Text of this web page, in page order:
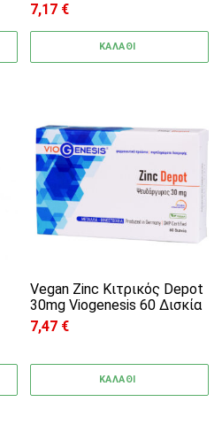
7,17 €
ΚΑΛΑΘΙ
Vegan Zinc Κιτρικός Depot
30mg Viogenesis 60 Δισκία
7,47 €
ΚΑΛΑΘΙ